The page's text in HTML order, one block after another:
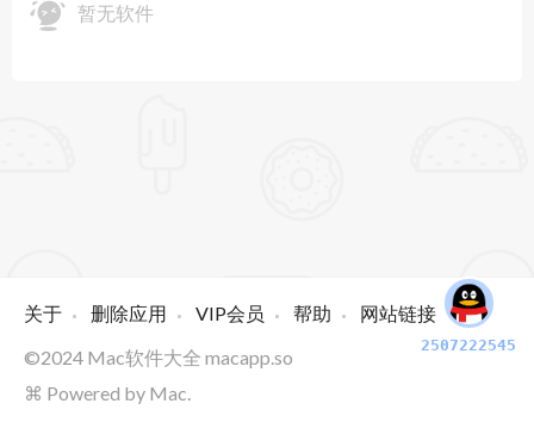
暂无软件
关于 删除应用 VIP会员 帮助
网站链接
©2024 Mac软件大全 macapp.so
⌘ Powered by Mac.
2507222545